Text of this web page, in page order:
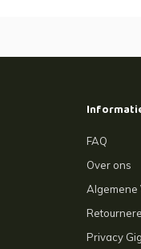
FAQ
Over ons
Algemene
Privacy